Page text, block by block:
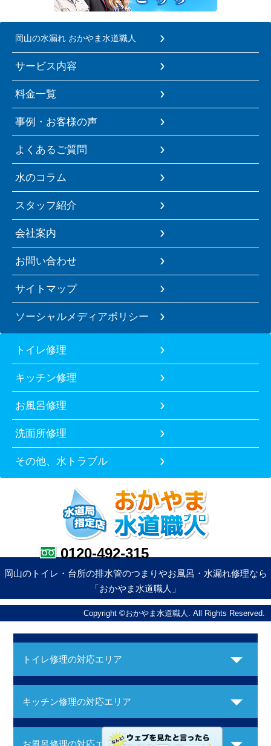
岡山の水漏れ おかやま水道職人
サービス内容
料金一覧
事例・お客様の声
よくあるご質問
水のコラム
スタッフ紹介
会社案内
お問い合わせ
サイトマップ
ソーシャルメディアポリシー
トイレ修理
キッチン修理
お風呂修理
洗面所修理
その他、水トラブル
0120-492-315
岡山のトイレ・台所の排水管のつまりやお風呂・水漏れ修理なら
「おかやま水道職人」
Copyright ©おかやま水道職人. All Rights Reserved.
トイレ修理の対応エリア
キッチン修理の対応エリア
お風呂修理の対応エリア